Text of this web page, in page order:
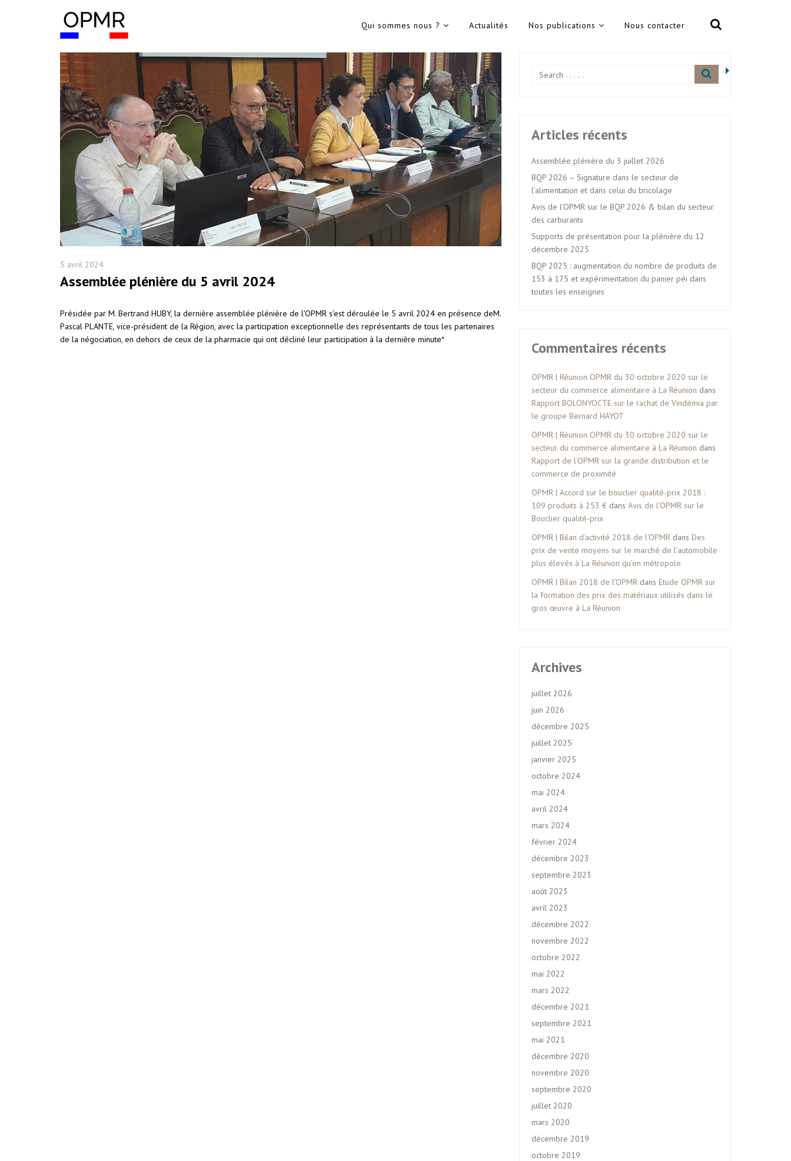
Qui sommes nous ? Actualités Nos publications Nous contacter
5 avril 2024
Assemblée plénière du 5 avril 2024
Présidée par M. Bertrand HUBY, la dernière assemblée plénière de l’OPMR s’est déroulée le 5 avril 2024 en présence deM.
Pascal PLANTE, vice-président de la Région, avec la participation exceptionnelle des représentants de tous les partenaires
de la négociation, en dehors de ceux de la pharmacie qui ont décliné leur participation à la dernière minute*
Articles récents
Assemblée plénière du 3 juillet 2026
BQP 2026 – Signature dans le secteur de
l’alimentation et dans celui du bricolage
Avis de l’OPMR sur le BQP 2026 & bilan du secteur
des carburants
Supports de présentation pour la plénière du 12
décembre 2025
BQP 2025 : augmentation du nombre de produits de
153 à 175 et expérimentation du panier péi dans
toutes les enseignes
Commentaires récents
OPMR | Réunion OPMR du 30 octobre 2020 sur le
secteur du commerce alimentaire à La Réunion dans
Rapport BOLONYOCTE sur le rachat de Vindémia par
le groupe Bernard HAYOT
OPMR | Réunion OPMR du 30 octobre 2020 sur le
secteur du commerce alimentaire à La Réunion dans
Rapport de l’OPMR sur la grande distribution et le
commerce de proximité
OPMR | Accord sur le bouclier qualité-prix 2018 :
109 produits à 253 € dans Avis de l’OPMR sur le
Bouclier qualité-prix
OPMR | Bilan d’activité 2018 de l’OPMR dans Des
prix de vente moyens sur le marché de l’automobile
plus élevés à La Réunion qu’en métropole
OPMR | Bilan 2018 de l’OPMR dans Etude OPMR sur
la formation des prix des matériaux utilisés dans le
gros œuvre à La Réunion
Archives
juillet 2026
juin 2026
décembre 2025
juillet 2025
janvier 2025
octobre 2024
mai 2024
avril 2024
mars 2024
février 2024
décembre 2023
septembre 2023
août 2023
avril 2023
décembre 2022
novembre 2022
octobre 2022
mai 2022
mars 2022
décembre 2021
septembre 2021
mai 2021
décembre 2020
novembre 2020
septembre 2020
juillet 2020
mars 2020
décembre 2019
octobre 2019